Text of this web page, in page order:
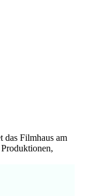
das Filmhaus am